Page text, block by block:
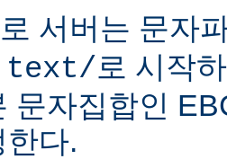
서버는 문자
text/ 로 시작
문자집합인
한다.